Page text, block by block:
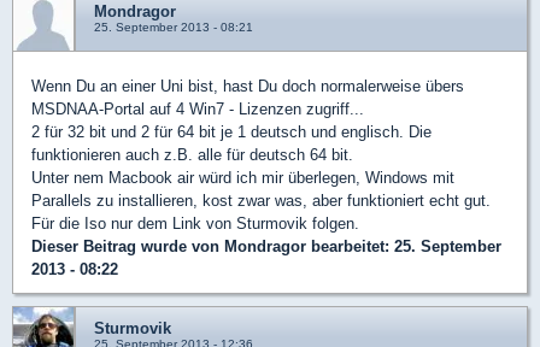
Mondragor
25. September 2013 - 08:21
Wenn Du an einer Uni bist, hast Du doch normalerweise übers
MSDNAA-Portal auf 4 Win7 - Lizenzen zugriff...
2 für 32 bit und 2 für 64 bit je 1 deutsch und englisch. Die
funktionieren auch z.B. alle für deutsch 64 bit.
Unter nem Macbook air würd ich mir überlegen, Windows mit
Parallels zu installieren, kost zwar was, aber funktioniert echt gut.
Für die Iso nur dem Link von Sturmovik folgen.
Dieser Beitrag wurde von Mondragor bearbeitet: 25. September
2013 - 08:22
Sturmovik
25. September 2013 - 12:36